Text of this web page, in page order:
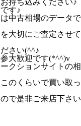
持ち込みください♪
す♪
中古相場のデータで
大切にご査定させて
さい(^^♪
大歓迎です(*^^)v
クションサイトの相
のくらいで買い取っ
で是非ご来店下さい